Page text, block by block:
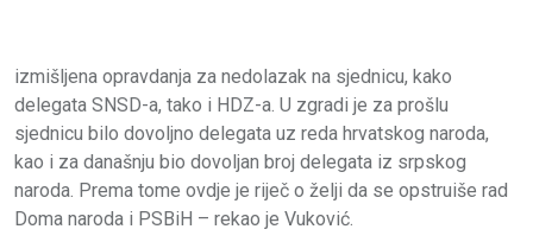
izmišljena opravdanja za nedolazak na sjednicu, kako
delegata SNSD-a, tako i HDZ-a. U zgradi je za prošlu
sjednicu bilo dovoljno delegata uz reda hrvatskog naroda,
kao i za današnju bio dovoljan broj delegata iz srpskog
naroda. Prema tome ovdje je riječ o želji da se opstruiše rad
Doma naroda i PSBiH – rekao je Vuković.